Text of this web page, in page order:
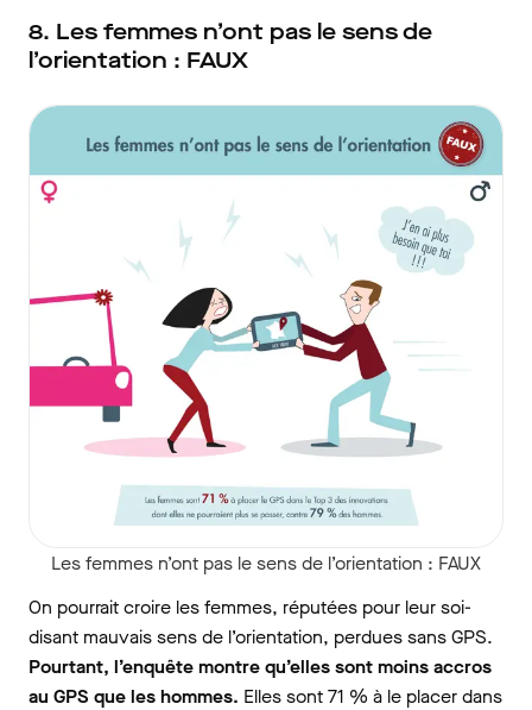
8. Les femmes n’ont pas le sens de
l’orientation : FAUX
Les femmes n’ont pas le sens de l’orientation : FAUX
On pourrait croire les femmes, réputées pour leur soi-
disant mauvais sens de l’orientation, perdues sans GPS.
Pourtant, l’enquête montre qu’elles sont moins accros
au GPS que les hommes. Elles sont 71 % à le placer dans